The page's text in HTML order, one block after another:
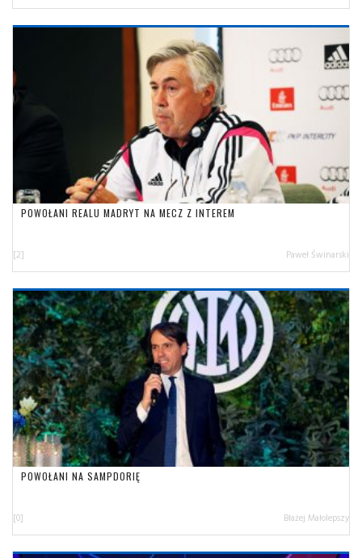
POWOŁANI REALU MADRYT NA MECZ Z INTEREM
[2] Paweł Świnarski
POWOŁANI NA SAMPDORIĘ
[0] Błażej Małolepszy